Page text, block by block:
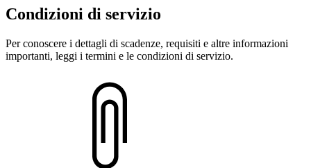
Condizioni di servizio
Per conoscere i dettagli di scadenze, requisiti e altre informazioni
importanti, leggi i termini e le condizioni di servizio.